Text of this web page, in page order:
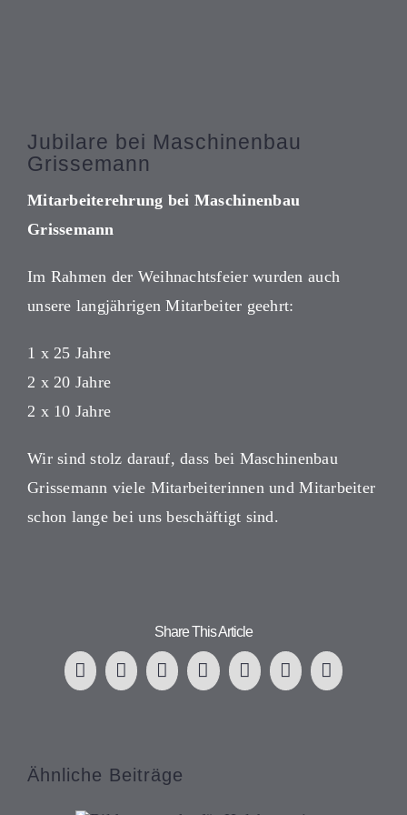
Jubilare bei Maschinenbau
Grissemann
Mitarbeiterehrung bei Maschinenbau
Grissemann
Im Rahmen der Weihnachtsfeier wurden auch
unsere langjährigen Mitarbeiter geehrt:
1 x 25 Jahre
2 x 20 Jahre
2 x 10 Jahre
Wir sind stolz darauf, dass bei Maschinenbau
Grissemann viele Mitarbeiterinnen und Mitarbeiter
schon lange bei uns beschäftigt sind.
Share This Article
Facebook
X LinkedInWhatsApp
TumblrPinterest
E-
Mail
Ähnliche Beiträge